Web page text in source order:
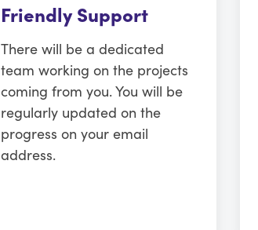
Friendly Support
There will be a dedicated
team working on the projects
coming from you. You will be
regularly updated on the
progress on your email
address.